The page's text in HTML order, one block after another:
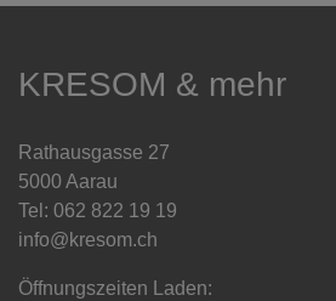
KRESOM & mehr
Rathausgasse 27
5000 Aarau
Tel: 062 822 19 19
info@kresom.ch
Öffnungszeiten Laden: